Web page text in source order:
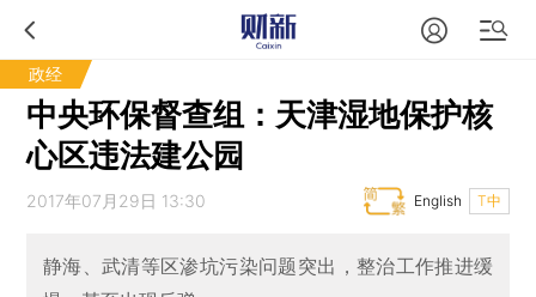
政经
中央环保督查组：天津湿地保护核
心区违法建公园
2017年07月29日 13:30 T中
English
静海、武清等区渗坑污染问题突出，整治工作推进缓